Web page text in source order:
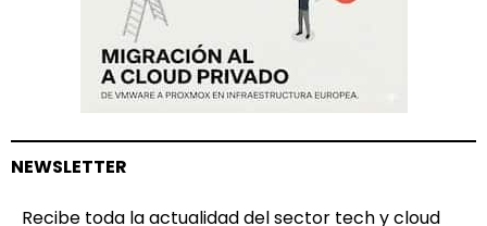
NEWSLETTER
Recibe toda la actualidad del sector tech y cloud